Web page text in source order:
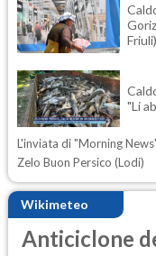
Friuli)
"Li
L'inviata di "Morning
Zelo Buon Persico (Lodi)
Wikimeteo
Anticiclone